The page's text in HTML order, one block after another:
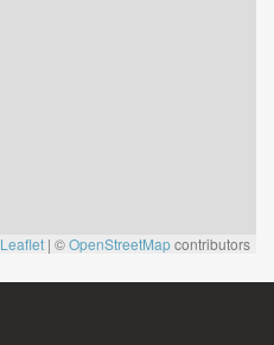
Leaflet | ©OpenStreetMapcontributors